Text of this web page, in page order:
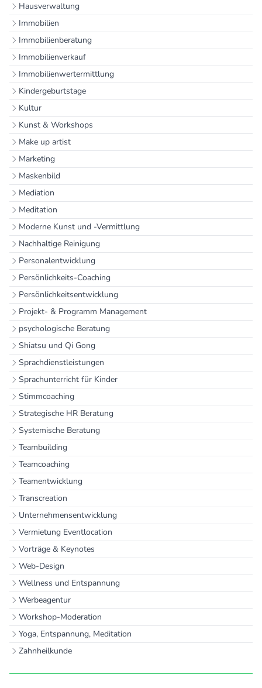
Hausverwaltung
Immobilien
Immobilienberatung
Immobilienverkauf
Immobilienwertermittlung
Kindergeburtstage
Kultur
Kunst & Workshops
Make up artist
Marketing
Maskenbild
Mediation
Meditation
Moderne Kunst und -Vermittlung
Nachhaltige Reinigung
Personalentwicklung
Persönlichkeits-Coaching
Persönlichkeitsentwicklung
Projekt- & Programm Management
psychologische Beratung
Shiatsu und Qi Gong
Sprachdienstleistungen
Sprachunterricht für Kinder
Stimmcoaching
Strategische HR Beratung
Systemische Beratung
Teambuilding
Teamcoaching
Teamentwicklung
Transcreation
Unternehmensentwicklung
Vermietung Eventlocation
Vorträge & Keynotes
Web-Design
Wellness und Entspannung
Werbeagentur
Workshop-Moderation
Yoga, Entspannung, Meditation
Zahnheilkunde